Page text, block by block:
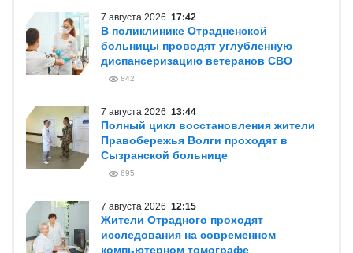
7 августа 2026 17:42
В поликлинике Отрадненской
больницы проводят углубленную
диспансеризацию ветеранов СВО
842
7 августа 2026 13:44
Полный цикл восстановления жители
Правобережья Волги проходят в
Сызранской больнице
695
7 августа 2026 12:15
Жители Отрадного проходят
исследования на современном
компьютерном томографе